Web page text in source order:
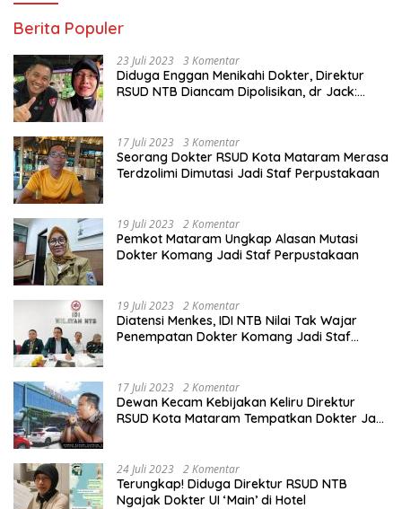
Berita Populer
23 Juli 2023 3 Komentar
Diduga Enggan Menikahi Dokter, Direktur
RSUD NTB Diancam Dipolisikan, dr Jack:
17 Juli 2023 3 Komentar
Seorang Dokter RSUD Kota Mataram Merasa
Terdzolimi Dimutasi Jadi Staf Perpustakaan
19 Juli 2023 2 Komentar
Pemkot Mataram Ungkap Alasan Mutasi
Dokter Komang Jadi Staf Perpustakaan
19 Juli 2023 2 Komentar
Diatensi Menkes, IDI NTB Nilai Tak Wajar
Penempatan Dokter Komang Jadi Staf
17 Juli 2023 2 Komentar
Dewan Kecam Kebijakan Keliru Direktur
RSUD Kota Mataram Tempatkan Dokter Jadi
24 Juli 2023 2 Komentar
Terungkap! Diduga Direktur RSUD NTB
Ngajak Dokter UI ‘Main’ di Hotel